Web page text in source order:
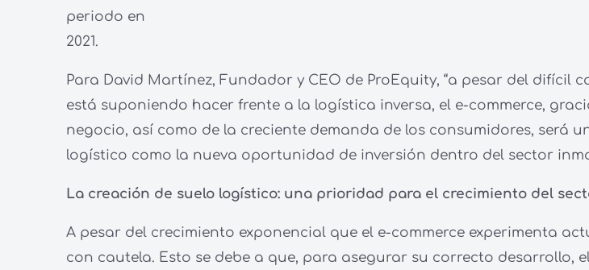
periodo en
2021.
Para David Martínez, Fundador y CEO de ProEquity, “a pesar del difícil
está suponiendo hacer frente a la logística inversa, el e-commerce,
negocio, así como de la creciente demanda de los consumidores, será
logístico como la nueva oportunidad de inversión dentro del sector
La creación de suelo logístico: una prioridad para el crecimiento del
A pesar del crecimiento exponencial que el e-commerce experimenta
con cautela. Esto se debe a que, para asegurar su correcto desarrollo,